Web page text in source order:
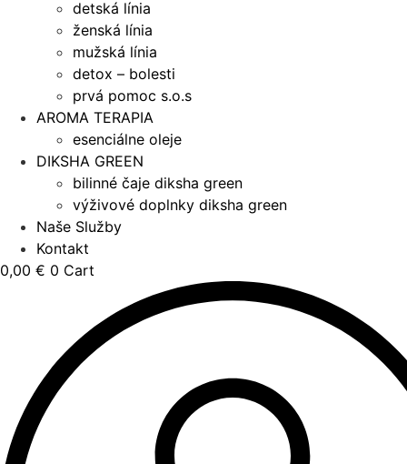
detská línia
ženská línia
mužská línia
detox – bolesti
prvá pomoc s.o.s
AROMA TERAPIA
esenciálne oleje
DIKSHA GREEN
bilinné čaje diksha green
výživové doplnky diksha green
Naše Služby
Kontakt
0,00 € 0 Cart